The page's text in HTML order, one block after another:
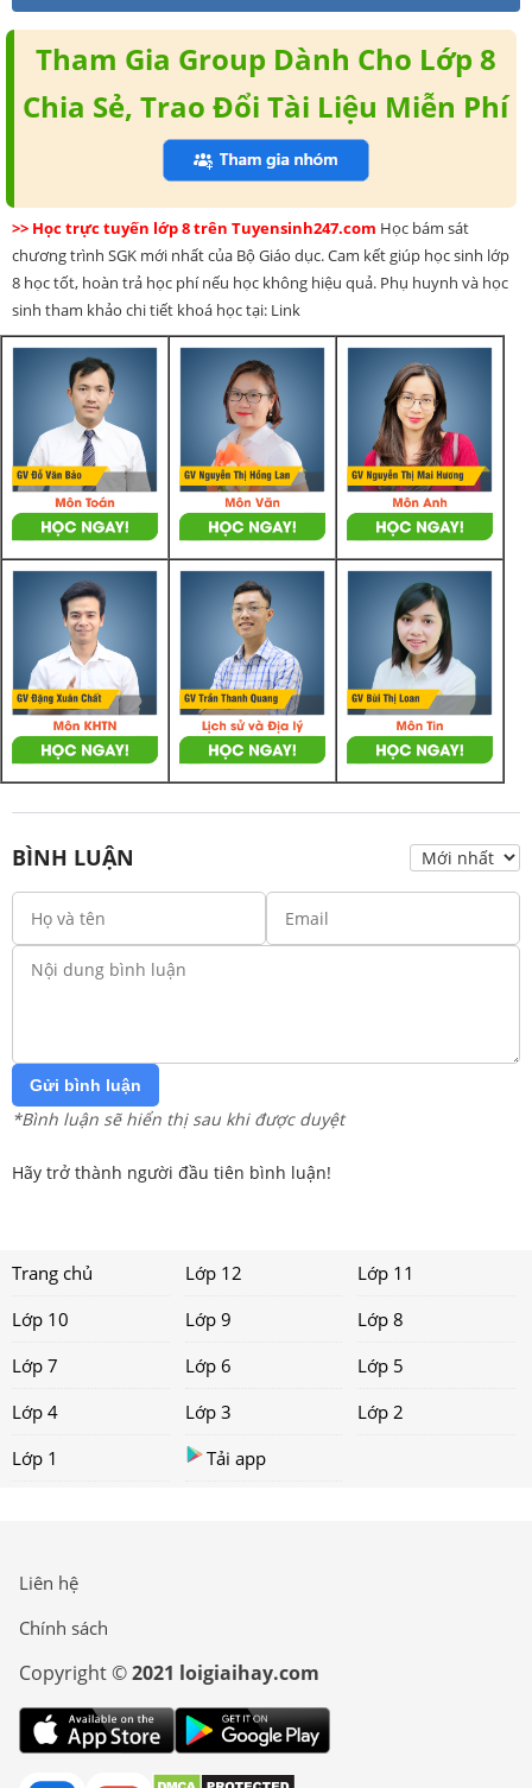
Tham Gia Group Dành Cho Lớp 8
Chia Sẻ, Trao Đổi Tài Liệu Miễn Phí
>> Học trực tuyến lớp 8 trên Tuyensinh247.com Học bám sát
chương trình SGK mới nhất của Bộ Giáo dục. Cam kết giúp học sinh lớp
8 học tốt, hoàn trả học phí nếu học không hiệu quả. Phụ huynh và học
sinh tham khảo chi tiết khoá học tại: Link
BÌNH LUẬN
Gửi bình luận
*Bình luận sẽ hiển thị sau khi được duyệt
Hãy trở thành người đầu tiên bình luận!
Trang chủ Lớp 12
Lớp 11
Lớp 10
Lớp 9
Lớp 8
Lớp 7
Lớp 6
Lớp 5
Lớp 4
Lớp 3
Lớp 2
Lớp 1
Tải app
Liên hệ
Chính sách
Copyright ©2021 loigiaihay.com